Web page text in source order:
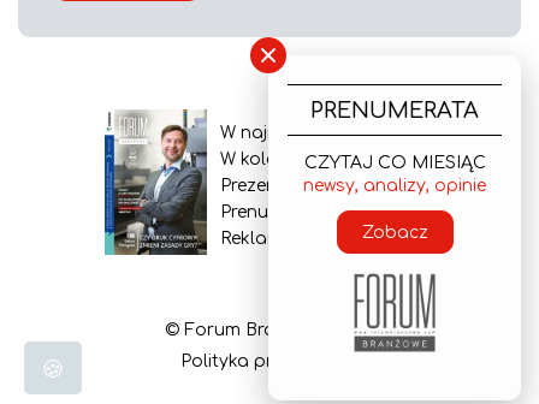
W najnowszym wydaniu
W kolejnym numerze
Prezentacja gazety
Prenumerata
Reklama
© Forum Branżowe 2026
Polityka prywatności
×
PRENUMERATA
CZYTAJ CO MIESIĄC
newsy, analizy, opinie
Zobacz
🍪